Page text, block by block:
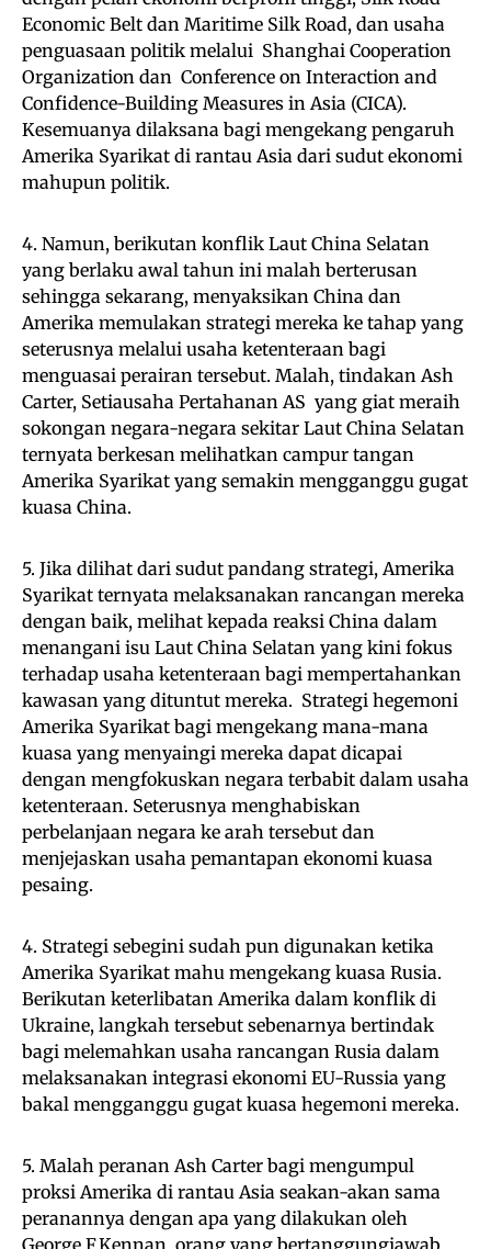
Economic Belt dan Maritime Silk Road, dan usaha
penguasaan politik melalui Shanghai Cooperation
Organization dan Conference on Interaction and
Confidence-Building Measures in Asia (CICA).
Kesemuanya dilaksana bagi mengekang pengaruh
Amerika Syarikat di rantau Asia dari sudut ekonomi
mahupun politik.
4. Namun, berikutan konflik Laut China Selatan
yang berlaku awal tahun ini malah berterusan
sehingga sekarang, menyaksikan China dan
Amerika memulakan strategi mereka ke tahap yang
seterusnya melalui usaha ketenteraan bagi
menguasai perairan tersebut. Malah, tindakan Ash
Carter, Setiausaha Pertahanan AS yang giat meraih
sokongan negara-negara sekitar Laut China Selatan
ternyata berkesan melihatkan campur tangan
Amerika Syarikat yang semakin mengganggu gugat
kuasa China.
5. Jika dilihat dari sudut pandang strategi, Amerika
Syarikat ternyata melaksanakan rancangan mereka
dengan baik, melihat kepada reaksi China dalam
menangani isu Laut China Selatan yang kini fokus
terhadap usaha ketenteraan bagi mempertahankan
kawasan yang dituntut mereka. Strategi hegemoni
Amerika Syarikat bagi mengekang mana-mana
kuasa yang menyaingi mereka dapat dicapai
dengan mengfokuskan negara terbabit dalam usaha
ketenteraan. Seterusnya menghabiskan
perbelanjaan negara ke arah tersebut dan
menjejaskan usaha pemantapan ekonomi kuasa
pesaing.
4. Strategi sebegini sudah pun digunakan ketika
Amerika Syarikat mahu mengekang kuasa Rusia.
Berikutan keterlibatan Amerika dalam konflik di
Ukraine, langkah tersebut sebenarnya bertindak
bagi melemahkan usaha rancangan Rusia dalam
melaksanakan integrasi ekonomi EU-Russia yang
bakal mengganggu gugat kuasa hegemoni mereka.
5. Malah peranan Ash Carter bagi mengumpul
proksi Amerika di rantau Asia seakan-akan sama
peranannya dengan apa yang dilakukan oleh
George F.Kennan, orang yang bertanggungjawab